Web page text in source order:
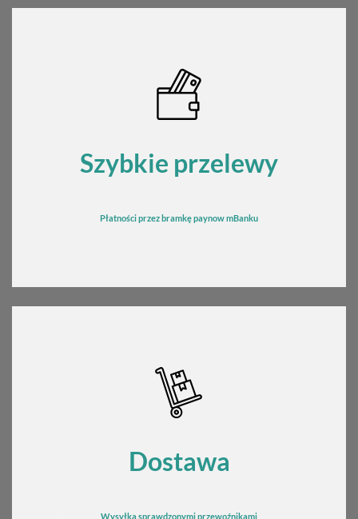
Szybkie przelewy
Płatności przez bramkępaynow mBanku
Dostawa
Wysyłka sprawdzonymi przewoźnikami